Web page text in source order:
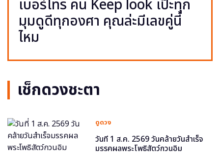
เบอร์โทร คน Keep look เป๊ะทุก
มุมดูดีทุกองศา คุณล่ะมีเลขคู่นี้
ไหม
เช็กดวงชะตา
ดูดวง
วันที่ 1 ส.ค. 2569 วันคล้ายวันสำเร็จ
มรรคผลพระโพธิสัตว์กวนอิม